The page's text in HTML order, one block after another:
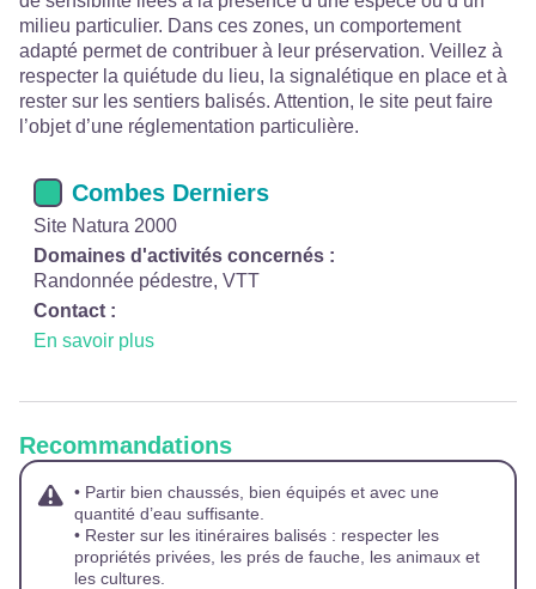
milieu particulier. Dans ces zones, un comportement
adapté permet de contribuer à leur préservation. Veillez à
respecter la quiétude du lieu, la signalétique en place et à
rester sur les sentiers balisés. Attention, le site peut faire
l’objet d’une réglementation particulière.
Combes Derniers
Site Natura 2000
Domaines d'activités concernés :
Randonnée pédestre, VTT
Contact :
En savoir plus
Recommandations
• Partir bien chaussés, bien équipés et avec une
quantité d’eau suffisante.
• Rester sur les itinéraires balisés : respecter les
propriétés privées, les prés de fauche, les animaux et
les cultures.